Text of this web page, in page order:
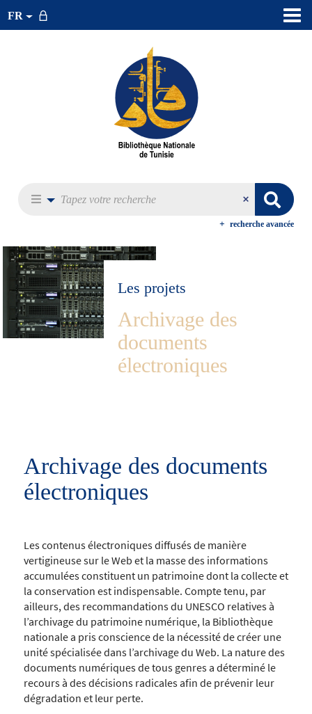
FR
recherche avancée
Les projets
Archivage des
documents
électroniques
Archivage des documents
électroniques
Les contenus électroniques diffusés de manière
vertigineuse sur le Web et la masse des informations
accumulées constituent un patrimoine dont la collecte et
la conservation est indispensable. Compte tenu, par
ailleurs, des recommandations du UNESCO relatives à
l’archivage du patrimoine numérique, la Bibliothèque
nationale a pris conscience de la nécessité de créer une
unité spécialisée dans l’archivage du Web. La nature des
documents numériques de tous genres a déterminé le
recours à des décisions radicales afin de prévenir leur
dégradation et leur perte.